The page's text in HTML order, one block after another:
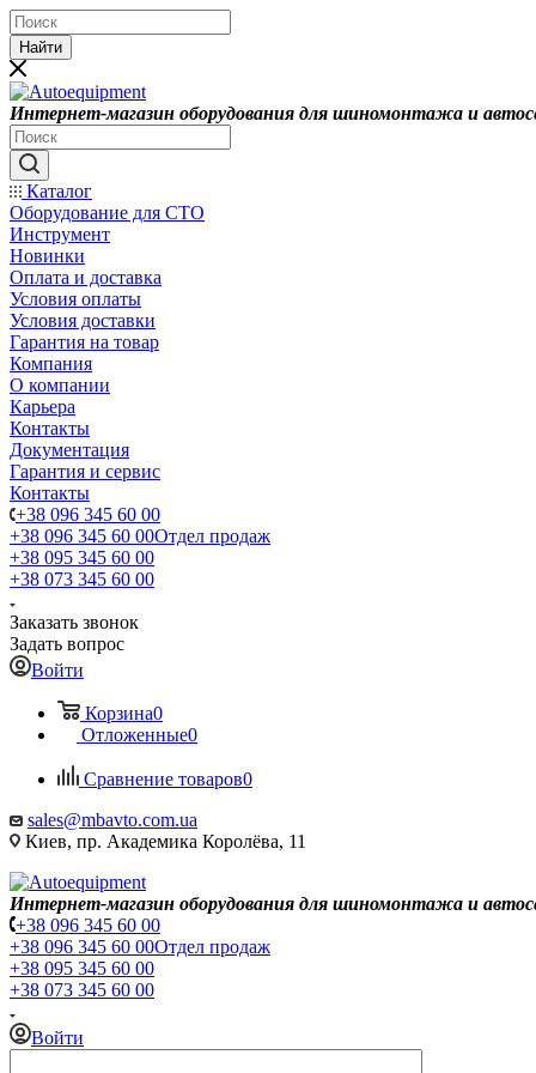
Найти
Интернет-магазин оборудования для шиномонтажа и
Каталог
Оборудование для СТО
Инструмент
Новинки
Оплата и доставка
Условия оплаты
Условия доставки
Гарантия на товар
Компания
О компании
Карьера
Контакты
Документация
Гарантия и сервис
Контакты
+38 096 345 60 00
+38 096 345 60 00Отдел продаж
+38 095 345 60 00
+38 073 345 60 00
Заказать звонок
Задать вопрос
Войти
Корзина0
Отложенные0
Сравнение товаров0
sales@mbavto.com.ua
Киев, пр. Академика Королёва, 11
Интернет-магазин оборудования для шиномонтажа и
+38 096 345 60 00
+38 096 345 60 00Отдел продаж
+38 095 345 60 00
+38 073 345 60 00
Войти